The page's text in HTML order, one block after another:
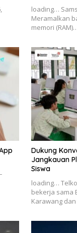
loading…
Meramalkan
memori
Dukung
Jangkauan
Siswa
loading…
bekerja sama
Karawang